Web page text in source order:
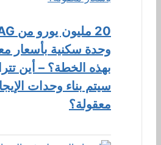
وحدة سكنية بأسعار
بهذه الخطة؟ – أين
سيتم بناء وحدات
معقولة؟